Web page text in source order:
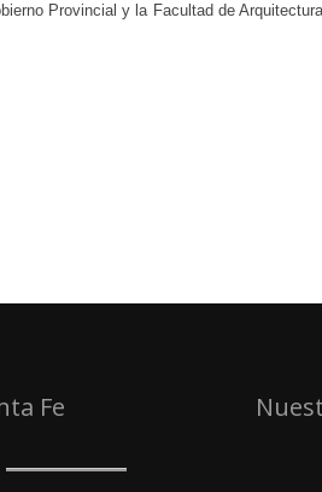
Provincial y la Facultad de
Fe